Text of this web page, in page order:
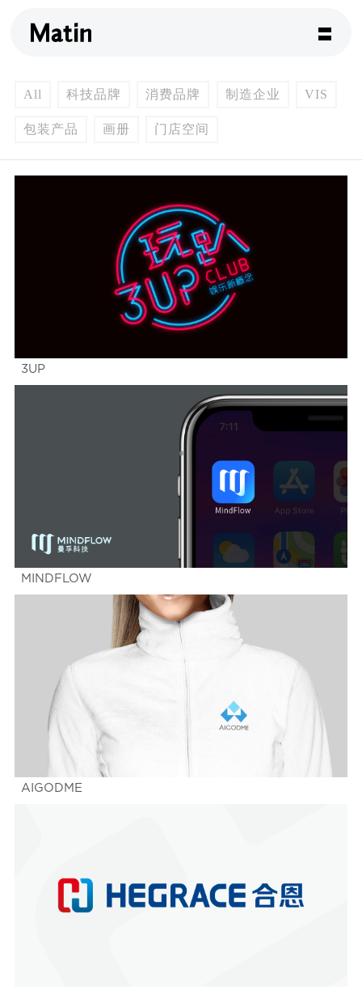
All 科技品牌 消费品牌 制造企业 VIS
包装产品 画册 门店空间
3UP
MINDFLOW
AIGODME